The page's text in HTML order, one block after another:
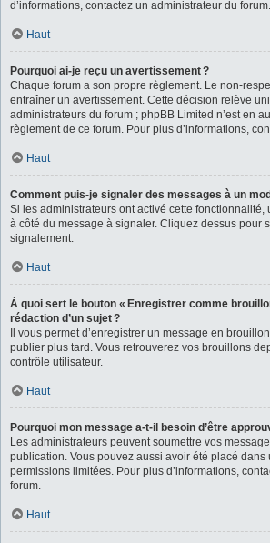
d’informations, contactez un administrateur du forum.
Haut
Pourquoi ai-je reçu un avertissement ?
Chaque forum a son propre règlement. Le non-
entraîner un avertissement. Cette décision relève
administrateurs du forum ; phpBB Limited n’est en
règlement de ce forum. Pour plus d’informations,
Haut
Comment puis-je signaler des messages à un
Si les administrateurs ont activé cette
à côté du message à signaler. Cliquez dessus pour
signalement.
Haut
À quoi sert le bouton « Enregistrer comme
rédaction d’un sujet ?
Il vous permet d’enregistrer un message en
publier plus tard. Vous retrouverez vos brouillons
contrôle utilisateur.
Haut
Pourquoi mon message a-t-il besoin d’être
Les administrateurs peuvent soumettre vos
publication. Vous pouvez aussi avoir été placé dans
permissions limitées. Pour plus d’informations,
forum.
Haut